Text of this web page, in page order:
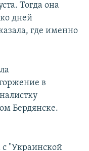
Тогда она
дней
где именно
в
Бердянске.
"Украинской